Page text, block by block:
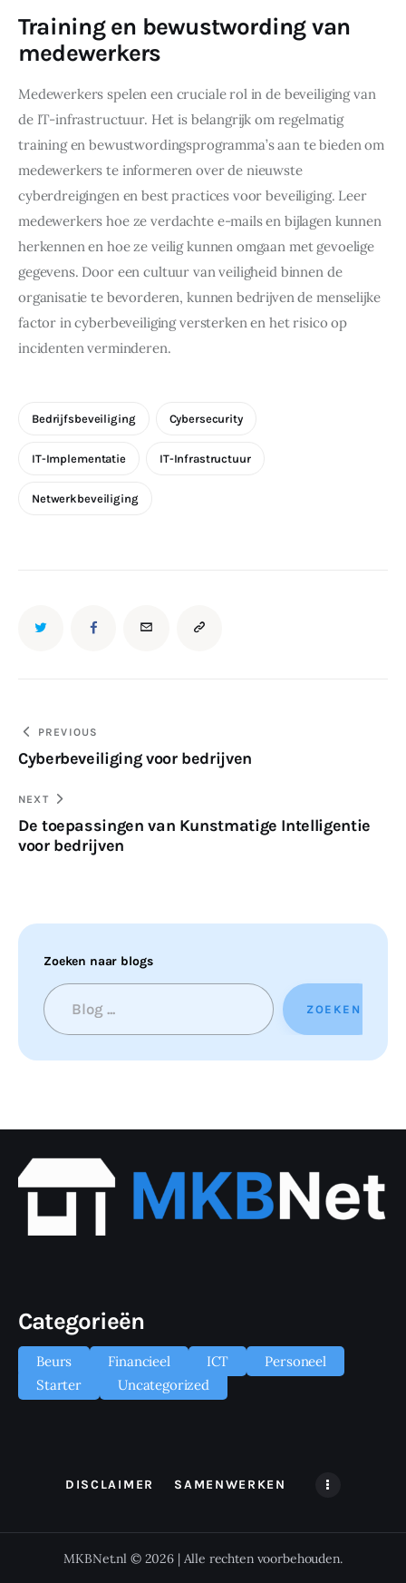
Training en bewustwording van
medewerkers
Medewerkers spelen een cruciale rol in de beveiliging van
de IT-infrastructuur. Het is belangrijk om regelmatig
training en bewustwordingsprogramma’s aan te bieden om
medewerkers te informeren over de nieuwste
cyberdreigingen en best practices voor beveiliging. Leer
medewerkers hoe ze verdachte e-mails en bijlagen kunnen
herkennen en hoe ze veilig kunnen omgaan met gevoelige
gegevens. Door een cultuur van veiligheid binnen de
organisatie te bevorderen, kunnen bedrijven de menselijke
factor in cyberbeveiliging versterken en het risico op
incidenten verminderen.
Bedrijfsbeveiliging Cybersecurity
IT-Implementatie IT-Infrastructuur
Netwerkbeveiliging
Bericht
navigatie
PREVIOUS
Cyberbeveiliging voor bedrijven
NEXT
De toepassingen van Kunstmatige Intelligentie
voor bedrijven
Zoeken naar blogs
ZOEKEN
Categorieën
Beurs Financieel ICT
Personeel
Starter
Uncategorized
DISCLAIMER SAMENWERKEN
MKBNet.nl © 2026 | Alle rechten voorbehouden.